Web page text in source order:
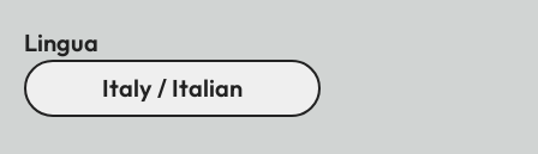
Lingua
Italy / Italian